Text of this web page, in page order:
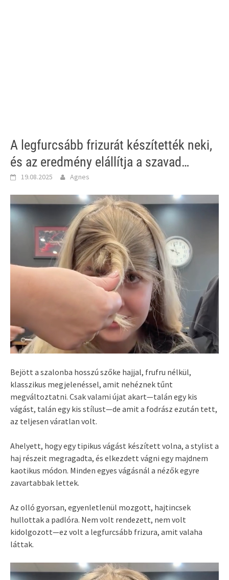
A legfurcsább frizurát készítették neki,
és az eredmény elállítja a szavad…
19.08.2025 Agnes
Bejött a szalonba hosszú szőke hajjal, frufru nélkül,
klasszikus megjelenéssel, amit nehéznek tűnt
megváltoztatni. Csak valami újat akart—talán egy kis
vágást, talán egy kis stílust—de amit a fodrász ezután tett,
az teljesen váratlan volt.
Ahelyett, hogy egy tipikus vágást készített volna, a stylist a
haj részeit megragadta, és elkezdett vágni egy majdnem
kaotikus módon. Minden egyes vágásnál a nézők egyre
zavartabbak lettek.
Az olló gyorsan, egyenletlenül mozgott, hajtincsek
hullottak a padlóra. Nem volt rendezett, nem volt
kidolgozott—ez volt a legfurcsább frizura, amit valaha
láttak.